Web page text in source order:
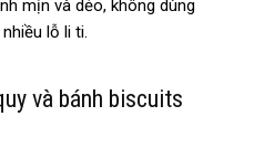
mịn và dẻo, không dùng
lỗ li ti.
và bánh biscuits